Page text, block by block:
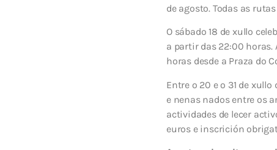
de agosto. Todas as
O sábado 18 de xullo
a partir das 22:00 horas.
horas desde a Praza do
Entre o 20 e o 31 de
e nenas nados entre os
actividades de lecer
euros e inscrición